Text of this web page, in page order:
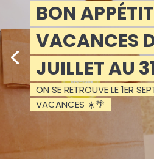
BON
VACANCES
JUILLET AU
ON SE RETROUVE LE 1ER
VACANCES ☀️🌴